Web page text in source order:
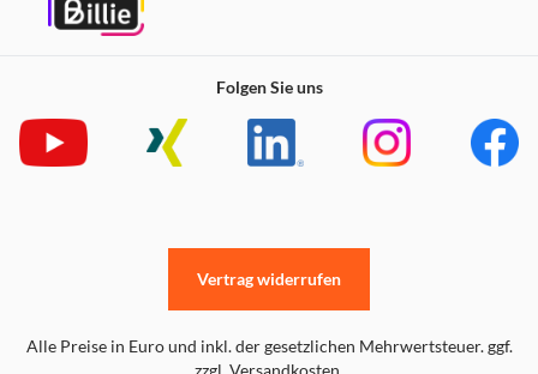
Folgen Sie uns
Alle Preise in Euro und inkl. der gesetzlichen Mehrwertsteuer. ggf.
zzgl. Versandkosten.
Vertrag widerrufen